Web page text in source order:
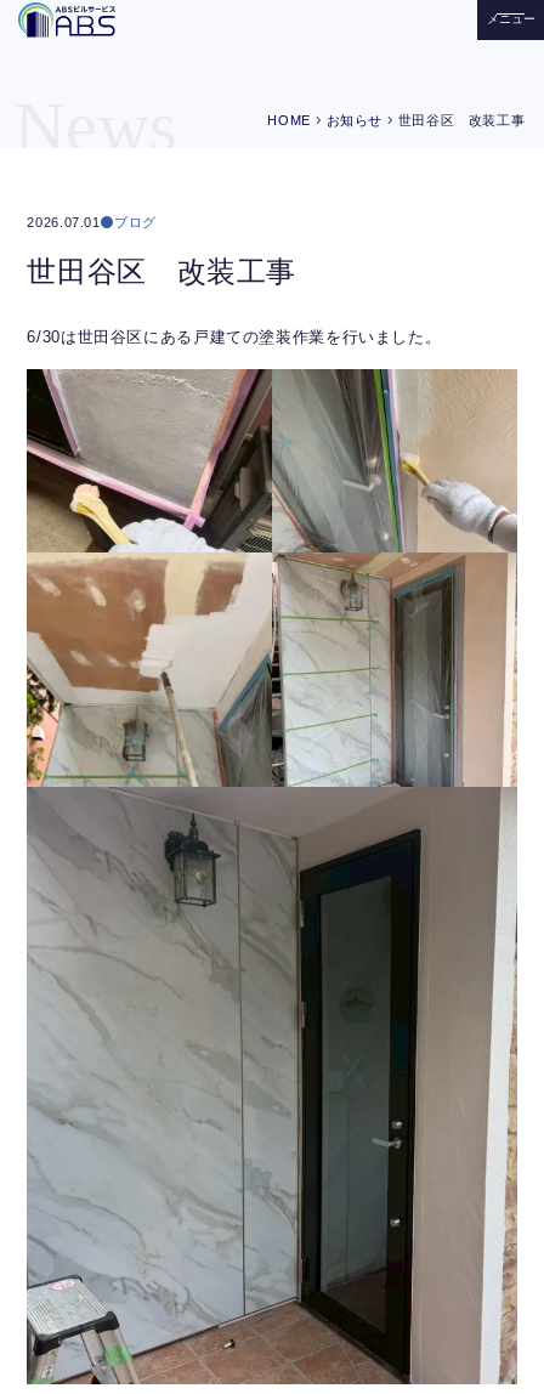
メニュー
HOME chevron_right お知らせ chevron_right世田谷区 改装工事
2026.07.01 ブログ
世田谷区 改装工事
6/30は世田谷区にある戸建ての塗装作業を行いました。